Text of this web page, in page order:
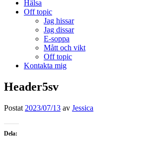
Hälsa
Off topic
Jag hissar
Jag dissar
E-soppa
Mått och vikt
Off topic
Kontakta mig
Header5sv
Postat 2023/07/13 av Jessica
Dela: